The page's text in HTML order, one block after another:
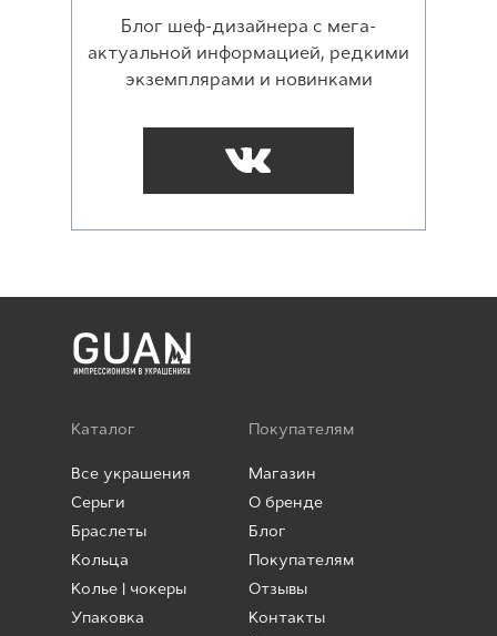
Блог шеф-дизайнера с мега-
актуальной информацией, редкими
экземплярами и новинками
Каталог
Все украшения
Покупателям
Серьги
Браслеты
Кольца
Колье | чокеры
Упаковка
Магазин
О бренде
Блог
Покупателям
Отзывы
Контакты